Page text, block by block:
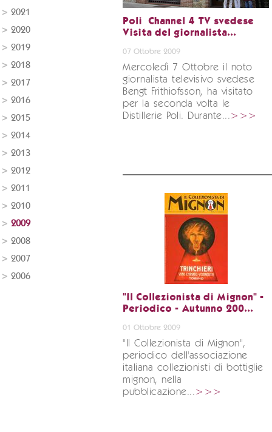
2021
2020
2019
2018
2017
2016
2015
2014
2013
2012
2011
2010
2009
2008
2007
2006
Poli  Channel 4 TV svedese 
Visita del giornalista...
07 Ottobre 2009
Mercoledì 7 Ottobre il noto
giornalista televisivo svedese
Bengt Frithiofsson, ha visitato
per la seconda volta le
Distillerie Poli. Durante...>>>
"Il Collezionista di Mignon" -
Periodico - Autunno 200...
01 Ottobre 2009
"Il Collezionista di Mignon",
periodico dell'associazione
italiana collezionisti di bottiglie
mignon, nella
pubblicazione...>>>